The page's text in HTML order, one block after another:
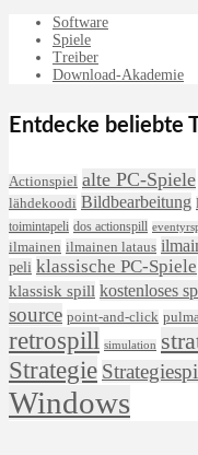
Software
Spiele
Treiber
Download-Akademie
Entdecke beliebte
Actionspiel alte PC-Spiele
lähdekoodi Bildbearbeitung
toimintapeli dos actionspill
ilmainen ilmainen lataus
peli klassische PC-Spiele
klassisk spill kostenloses
source point-and-click
retrospill simulation
Strategie
Windows